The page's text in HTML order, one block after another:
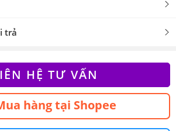
trả
HỆ TƯ VẤN
hàng tại Shopee